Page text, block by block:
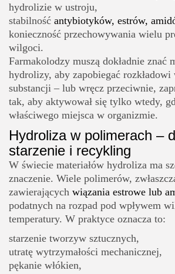
hydrolizie w ustroju,
stabilność antybiotyków, estrów,
konieczność przechowywania wielu
wilgoci.
Farmakolodzy muszą dokładnie znać
hydrolizy, aby zapobiegać
substancji – lub wręcz przeciwnie,
tak, aby aktywował się tylko wtedy,
właściwego miejsca w organizmie.
Hydroliza w polimerach –
starzenie i recykling
W świecie materiałów hydroliza ma
znaczenie. Wiele polimerów,
zawierających wiązania estrowe lub
podatnych na rozpad pod wpływem
temperatury. W praktyce oznacza to:
starzenie tworzyw sztucznych,
utratę wytrzymałości mechanicznej,
pękanie włókien,